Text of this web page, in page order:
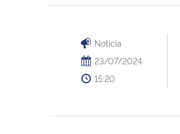
Notícia
23/07/2024
15:20